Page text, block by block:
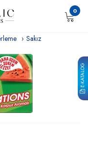
E-KATALOG
0
Sakız